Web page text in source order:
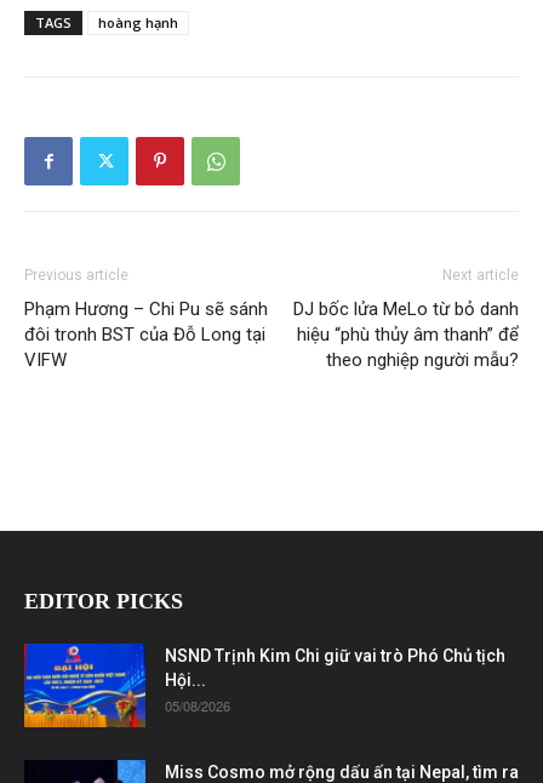
TAGS hoàng hạnh
Previous article
Phạm Hương – Chi Pu sẽ sánh
đôi tronh BST của Đỗ Long tại
VIFW
Next article
DJ bốc lửa MeLo từ bỏ danh
hiệu “phù thủy âm thanh” để
theo nghiệp người mẫu?
EDITOR PICKS
NSND Trịnh Kim Chi giữ vai trò Phó Chủ tịch
Hội...
05/08/2026
Miss Cosmo mở rộng dấu ấn tại Nepal, tìm ra